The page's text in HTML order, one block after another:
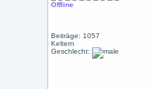
Offline
Beiträge: 1057
Keltern
Geschlecht: